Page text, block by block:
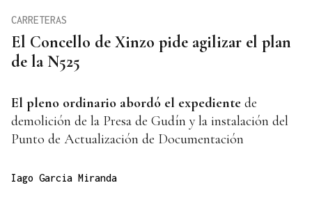
El Concello de Xinzo pide agilizar el plan
de la N525
CARRETERAS
El pleno ordinario abordó el expediente de
demolición de la Presa de Gudín y la instalación del
Punto de Actualización de Documentación
Iago Garcia Miranda